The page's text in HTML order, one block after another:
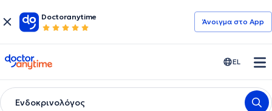
Doctoranytime
Άνοιγμα στο App
doctoranytime EL
Ενδοκρινολόγος